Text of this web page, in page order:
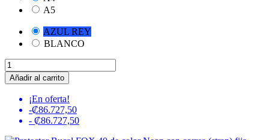
A5
AZUL REY
BLANCO
Añadir al carrito
¡En oferta!
-₡86.727,50
- ₡86.727,50